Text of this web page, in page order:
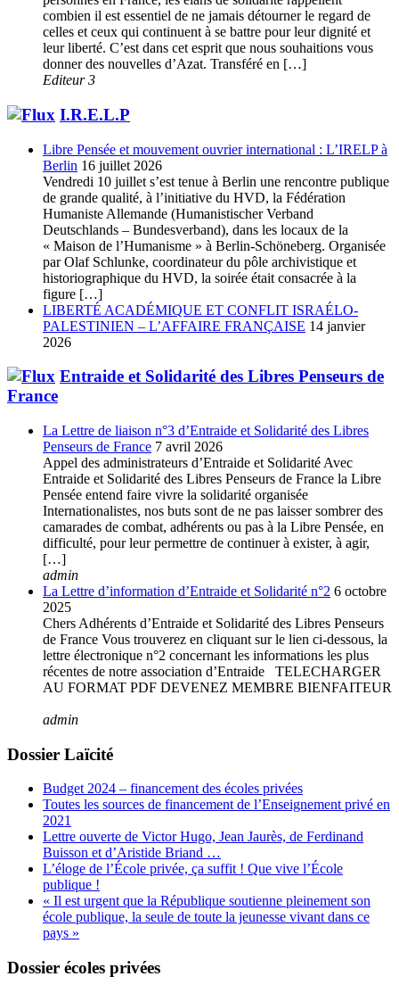
combien il est essentiel de ne jamais détourner le regard de
celles et ceux qui continuent à se battre pour leur dignité et
leur liberté. C’est dans cet esprit que nous souhaitions vous
donner des nouvelles d’Azat. Transféré en […]
Editeur 3
I.R.E.L.P
Libre Pensée et mouvement ouvrier international : L’IRELP à
Berlin 16 juillet 2026
Vendredi 10 juillet s’est tenue à Berlin une rencontre publique
de grande qualité, à l’initiative du HVD, la Fédération
Humaniste Allemande (Humanistischer Verband
Deutschlands – Bundesverband), dans les locaux de la
« Maison de l’Humanisme » à Berlin-Schöneberg. Organisée
par Olaf Schlunke, coordinateur du pôle archivistique et
historiographique du HVD, la soirée était consacrée à la
figure […]
LIBERTÉ ACADÉMIQUE ET CONFLIT ISRAÉLO-
PALESTINIEN – L’AFFAIRE FRANÇAISE 14 janvier
2026
Entraide et Solidarité des Libres Penseurs de
France
La Lettre de liaison n°3 d’Entraide et Solidarité des Libres
Penseurs de France 7 avril 2026
Appel des administrateurs d’Entraide et Solidarité Avec
Entraide et Solidarité des Libres Penseurs de France la Libre
Pensée entend faire vivre la solidarité organisée
Internationalistes, nos buts sont de ne pas laisser sombrer des
camarades de combat, adhérents ou pas à la Libre Pensée, en
difficulté, pour leur permettre de continuer à exister, à agir,
[…]
admin
La Lettre d’information d’Entraide et Solidarité n°2 6 octobre
2025
Chers Adhérents d’Entraide et Solidarité des Libres Penseurs
de France Vous trouverez en cliquant sur le lien ci-dessous, la
lettre électronique n°2 concernant les informations les plus
récentes de notre association d’Entraide TELECHARGER
AU FORMAT PDF DEVENEZ MEMBRE BIENFAITEUR
admin
Dossier Laïcité
Budget 2024 – financement des écoles privées
Toutes les sources de financement de l’Enseignement privé en
2021
Lettre ouverte de Victor Hugo, Jean Jaurès, de Ferdinand
Buisson et d’Aristide Briand …
L’éloge de l’École privée, ça suffit ! Que vive l’École
publique !
« Il est urgent que la République soutienne pleinement son
école publique, la seule de toute la jeunesse vivant dans ce
pays »
Dossier écoles privées